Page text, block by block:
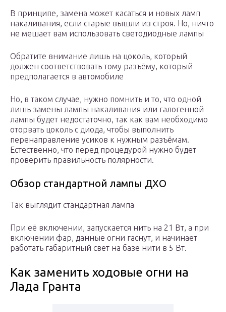
В принципе, замена может касаться и новых ламп
накаливания, если старые вышли из строя. Но, ничто
не мешает вам использовать светодиодные лампы
Обратите внимание лишь на цоколь, который
должен соответствовать тому разъёму, который
предполагается в автомобиле
Но, в таком случае, нужно помнить и то, что одной
лишь замены лампы накаливания или галогенной
лампы будет недостаточно, так как вам необходимо
оторвать цоколь с диода, чтобы выполнить
перенаправление усиков к нужным разъёмам.
Естественно, что перед процедурой нужно будет
проверить правильность полярности.
Обзор стандартной лампы ДХО
Так выглядит стандартная лампа
При её включении, запускается нить на 21 Вт, а при
включении фар, данные огни гаснут, и начинает
работать габаритный свет на базе нити в 5 Вт.
Как заменить ходовые огни на
Лада Гранта